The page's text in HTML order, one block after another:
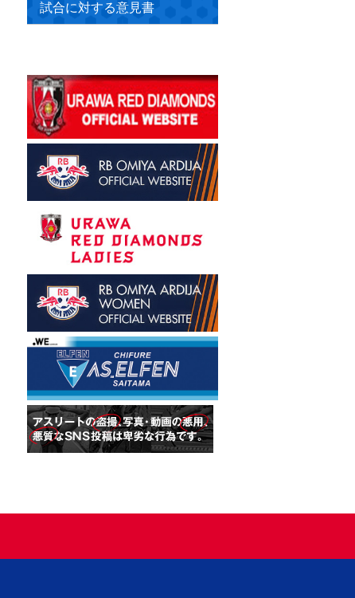
試合に対する意見書